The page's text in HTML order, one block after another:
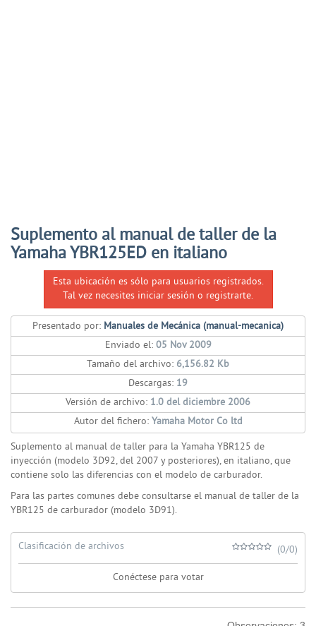
Suplemento al manual de taller de la
Yamaha YBR125ED en italiano
Esta ubicación es sólo para usuarios registrados.
Tal vez necesites iniciar sesión o registrarte.
Presentado por: Manuales de Mecánica (manual-mecanica)
Enviado el: 05 Nov 2009
Tamaño del archivo: 6,156.82 Kb
Descargas: 19
Versión de archivo: 1.0 del diciembre 2006
Autor del fichero: Yamaha Motor Co ltd
Suplemento al manual de taller para la Yamaha YBR125 de
inyección (modelo 3D92, del 2007 y posteriores), en italiano, que
contiene solo las diferencias con el modelo de carburador.
Para las partes comunes debe consultarse el manual de taller de la
YBR125 de carburador (modelo 3D91).
Clasificación de archivos (0/0)
Conéctese para votar